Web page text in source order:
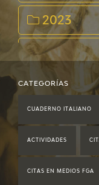
2023
2022
2021
CATEGORÍAS
CUADERNO ITALIANO
ACTIVIDADES
CITAS EN MEDIOS FGA